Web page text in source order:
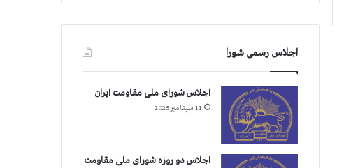
اجلاس رسمی شورا
اجلاس شورای ملی مقاومت ایران
11 سپتامبر 2025
اجلاس دو روزه شورای ملی مقاومت